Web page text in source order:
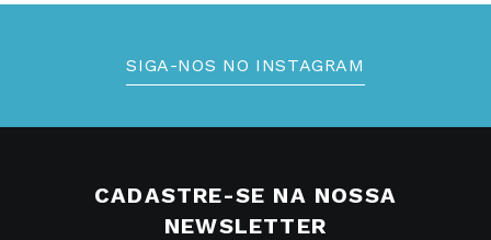
SIGA-NOS NO INSTAGRAM
CADASTRE-SE NA NOSSA
NEWSLETTER